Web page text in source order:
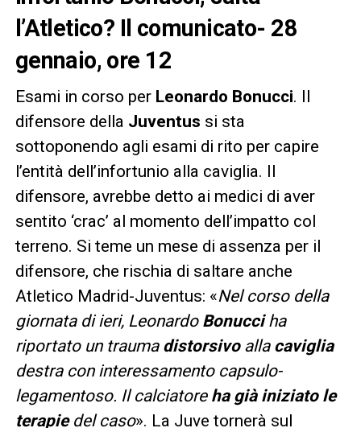
l’Atletico? Il comunicato- 28
gennaio, ore 12
Esami in corso per Leonardo Bonucci. Il
difensore della Juventus si sta
sottoponendo agli esami di rito per capire
l’entità dell’infortunio alla caviglia. Il
difensore, avrebbe detto ai medici di aver
sentito ‘crac’ al momento dell’impatto col
terreno. Si teme un mese di assenza per il
difensore, che rischia di saltare anche
Atletico Madrid-Juventus: «Nel corso della
giornata di ieri, Leonardo Bonucciha
riportato un trauma distorsivo alla caviglia
destra con interessamento capsulo-
legamentoso. Il calciatore ha già iniziato le
terapiedel caso». La Juve tornerà sul